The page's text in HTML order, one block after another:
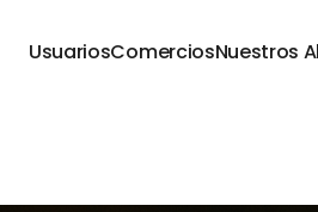
UsuariosComerciosNuestros